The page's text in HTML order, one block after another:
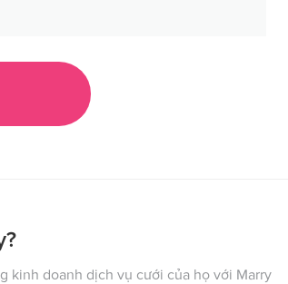
kinh doanh dịch vụ cưới của họ với Marry